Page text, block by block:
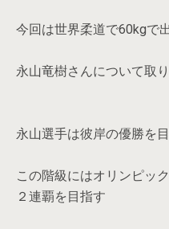
今回は世界柔道で60kgで
永山竜樹さんについて取
永山選手は彼岸の優勝を
この階級にはオリンピッ
２連覇を目指す